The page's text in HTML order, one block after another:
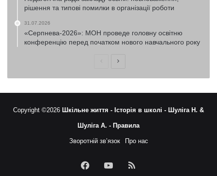
рішення та типові помилки в організації роботи
31.07.2026
«Серпнева-2026»: МОН проведе головну освітню
конференцію перед початком нового навчального року
ПопередняНаступна
Copyright ©2026 Шкільне життя - Історія в школі - Шуліга Н. &
Шуліга А. - Правила
Зворотній зв’язок Про нас
FacebookYouTubeRSS